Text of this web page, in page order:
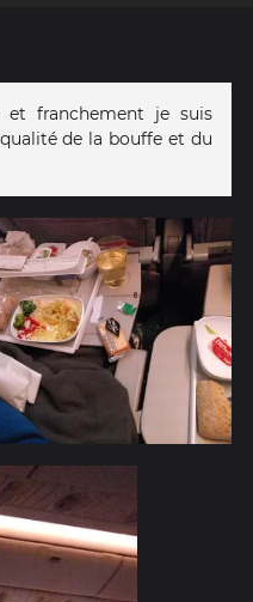
et franchement je suis
de la bouffe et du